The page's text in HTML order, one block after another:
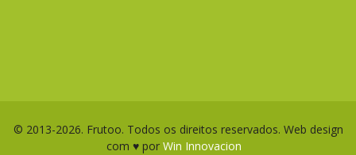
© 2013-2026. Frutoo. Todos os direitos reservados. Web design
com ♥ por Win Innovacion